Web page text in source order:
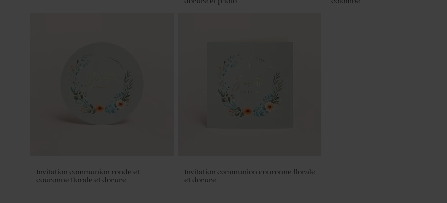
Diffuseur de parfum communion vert
Flacon communion en verre strié
Invitation communion ronde et
couronne florale et dorure
Invitation communion couronne florale
et dorure